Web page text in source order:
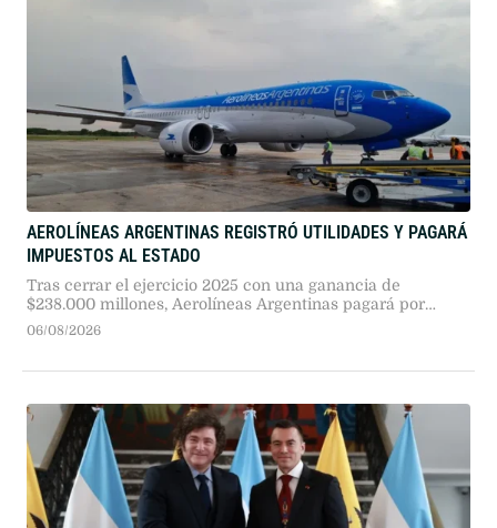
AEROLÍNEAS ARGENTINAS REGISTRÓ UTILIDADES Y PAGARÁ
IMPUESTOS AL ESTADO
Tras cerrar el ejercicio 2025 con una ganancia de
$238.000 millones, Aerolíneas Argentinas pagará por
primera vez el impuesto a las ganancias al Estado,
06/08/2026